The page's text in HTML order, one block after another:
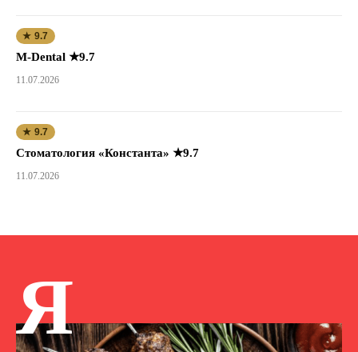
★ 9.7
M-Dental ★9.7
11.07.2026
★ 9.7
Стоматология «Константа» ★9.7
11.07.2026
Я